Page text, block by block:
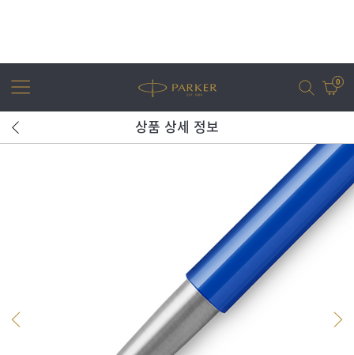
0
상품 상세 정보